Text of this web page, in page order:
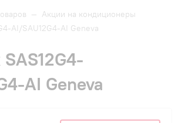
— Акции на кондиционеры
AI/SAU12G4-AI Geneva
AI Geneva